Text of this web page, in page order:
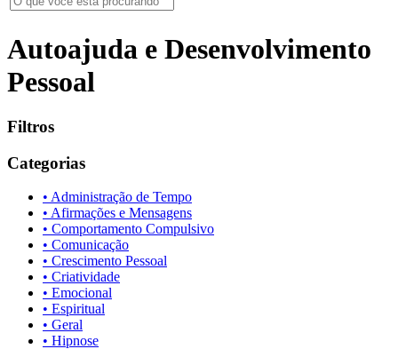
Autoajuda e Desenvolvimento
Pessoal
Filtros
Categorias
• Administração de Tempo
• Afirmações e Mensagens
• Comportamento Compulsivo
• Comunicação
• Crescimento Pessoal
• Criatividade
• Emocional
• Espiritual
• Geral
• Hipnose